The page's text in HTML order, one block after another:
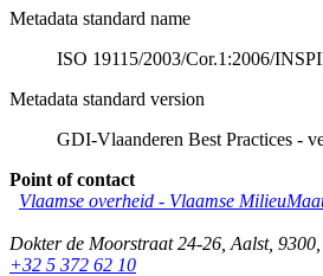
Metadata standard name
ISO 19115/2003/Cor.1:2006/
Metadata standard version
GDI-Vlaanderen Best Practices -
Point of contact
Vlaamse overheid - Vlaamse
Dokter de Moorstraat 24-26 Aalst, 9300
+32 5 372 62 10